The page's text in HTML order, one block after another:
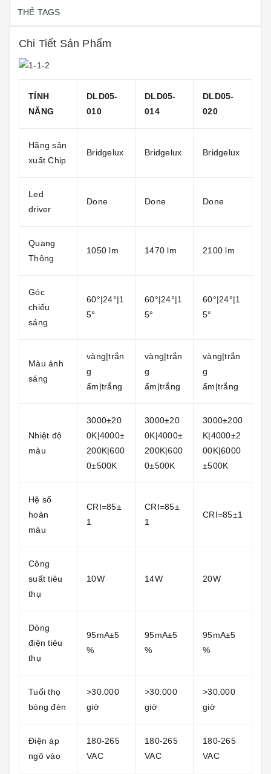
THẺ TAGS
Chi Tiết Sản Phẩm
TÍNH
NĂNG
DLD05-
010
DLD05-
014
DLD05-
020
Hãng sản
xuất Chip
Bridgelux Bridgelux Bridgelux
Led
driver
Done Done Done
Quang
Thông
1050 lm 1470 lm 2100 lm
Góc
chiếu
sáng
60°|24°|1
5°
60°|24°|1
5°
60°|24°|1
5°
Màu ánh
sáng
vàng|trắn
g
ấm|trắng
vàng|trắn
g
ấm|trắng
vàng|trắn
g
ấm|trắng
Nhiệt độ
màu
3000±20
0K|4000±
200K|600
0±500K
3000±20
0K|4000±
200K|600
0±500K
3000±200
K|4000±2
00K|6000
±500K
Hệ số
hoàn
màu
CRI=85±
1
CRI=85±
1
CRI=85±1
Công
suất tiêu
thụ
10W 14W 20W
Dòng
điện tiêu
thụ
95mA±5
%
95mA±5
%
95mA±5
%
Tuổi thọ
bóng đèn
>30.000
giờ
>30.000
giờ
>30.000
giờ
Điện áp
ngõ vào
180-265
VAC
180-265
VAC
180-265
VAC